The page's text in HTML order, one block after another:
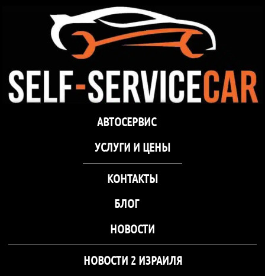
самообслуживания Self-
Service Car Хмельницкий
Автосервис СТО
самообслуживания Self-
Service Car Хмельницкий
Автосервис СТО самообслуживания Self-
АВТОСЕРВИС
УCЛУГИ И ЦЕНЫ
КОНТАКТЫ
БЛОГ
НОВОСТИ
НОВОСТИ 2 ИЗРАИЛЯ